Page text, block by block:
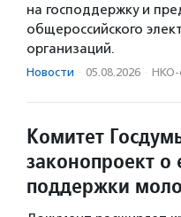
на господдержку и
общероссийского
организаций.
Новости · 05.08.2026 · НКО-
Комитет
законопроект о
поддержки